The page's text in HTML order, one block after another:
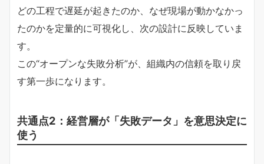
どの工程で遅延が起きたのか、なぜ現場が動かなかっ
たのかを定量的に可視化し、次の設計に反映していま
す。
この“オープンな失敗分析”が、組織内の信頼を取り戻
す第一歩になります。
共通点2：経営層が「失敗データ」を意思決定に
使う